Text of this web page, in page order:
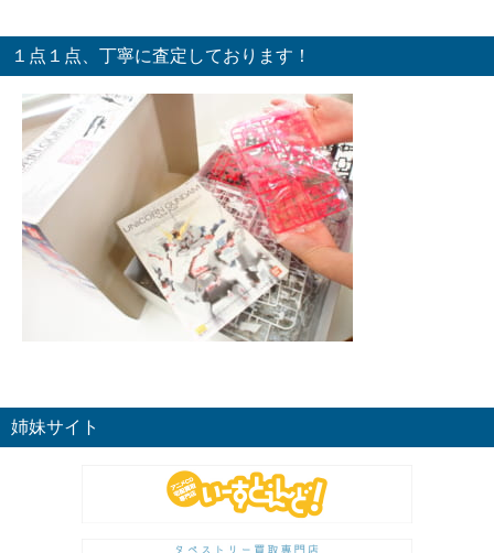
１点１点、丁寧に査定しております！
姉妹サイト